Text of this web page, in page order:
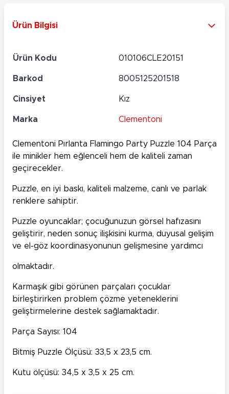
Ürün Bilgisi
Ürün Kodu 010106CLE20151
Barkod 8005125201518
Cinsiyet Kız
Marka Clementoni
Clementoni Pırlanta Flamingo Party Puzzle 104 Parça
ile minikler hem eğlenceli hem de kaliteli zaman
geçirecekler.
Puzzle, en iyi baskı, kaliteli malzeme, canlı ve parlak
renklere sahiptir.
Puzzle oyuncaklar; çocuğunuzun görsel hafızasını
geliştirir, neden sonuç ilişkisini kurma, duyusal gelişim
ve el-göz koordinasyonunun gelişmesine yardımcı
olmaktadır.
Karmaşık gibi görünen parçaları çocuklar
birleştirirken problem çözme yeteneklerini
geliştirmelerine destek sağlamaktadır.
Parça Sayısı: 104
Bitmiş Puzzle Ölçüsü: 33,5 x 23,5 cm.
Kutu ölçüsü: 34,5 x 3,5 x 25 cm.